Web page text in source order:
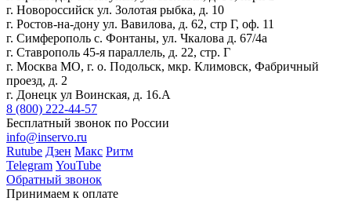
г. Новороссийск ул. Золотая рыбка, д. 10
г. Ростов-на-дону ул. Вавилова, д. 62, стр Г, оф. 11
г. Симферополь с. Фонтаны, ул. Чкалова д. 67/4а
г. Ставрополь 45-я параллель, д. 22, стр. Г
г. Москва МО, г. о. Подольск, мкр. Климовск, Фабричный
проезд, д. 2
г. Донецк ул Воинская, д. 16.А
8 (800) 222-44-57
Бесплатный звонок по России
info@inservo.ru
Rutube Дзен Макс Ритм
Telegram YouTube
Обратный звонок
Принимаем к оплате